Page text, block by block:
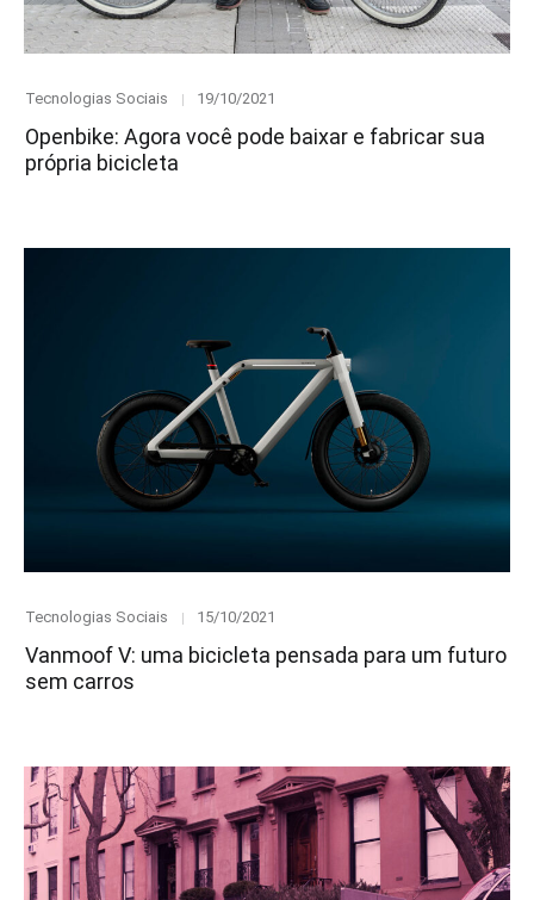
Category
Tecnologias Sociais
Posted
19/10/2021
Openbike: Agora você pode baixar e fabricar sua
própria bicicleta
Category
Tecnologias Sociais
Posted
15/10/2021
Vanmoof V: uma bicicleta pensada para um futuro
sem carros